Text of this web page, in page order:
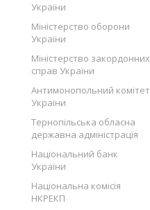
України
Міністерство оборони
України
Міністерство закордонних
справ України
Антимонопольний комітет
України
Тернопільська обласна
державна адміністрація
Національний банк
України
Національна комісія
НКРЕКП